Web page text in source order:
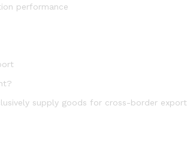
performance
supply goods for cross-border export